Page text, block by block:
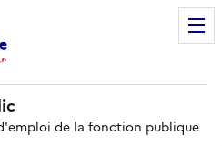
de la fonction publique